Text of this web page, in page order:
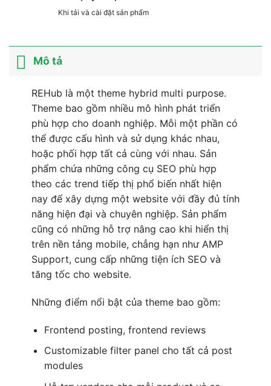
Khi tải và cài đặt sản phẩm
Mô tả
REHub là một theme hybrid multi purpose.
Theme bao gồm nhiều mô hình phát triển
phù hợp cho doanh nghiệp. Mỗi một phần có
thể được cấu hình và sử dụng khác nhau,
hoặc phối hợp tất cả cùng với nhau. Sản
phẩm chứa những công cụ SEO phù hợp
theo các trend tiếp thị phổ biến nhất hiện
nay để xây dựng một website với đầy đủ tính
năng hiện đại và chuyên nghiệp. Sản phẩm
cũng có những hỗ trợ nâng cao khi hiển thị
trên nền tảng mobile, chẳng hạn như AMP
Support, cung cấp những tiện ích SEO và
tăng tốc cho website.
Những điểm nổi bật của theme bao gồm:
Frontend posting, frontend reviews
Customizable filter panel cho tất cả post
modules